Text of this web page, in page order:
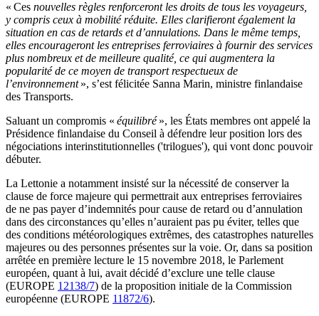
« Ces nouvelles règles renforceront les droits de tous les voyageurs,
y compris ceux à mobilité réduite. Elles clarifieront également la
situation en cas de retards et d’annulations. Dans le même temps,
elles encourageront les entreprises ferroviaires à fournir des services
plus nombreux et de meilleure qualité, ce qui augmentera la
popularité de ce moyen de transport respectueux de
l’environnement», s’est félicitée Sanna Marin, ministre finlandaise
des Transports.
Saluant un compromis « équilibré», les États membres ont appelé la
Présidence finlandaise du Conseil à défendre leur position lors des
négociations interinstitutionnelles ('trilogues'), qui vont donc pouvoir
débuter.
La Lettonie a notamment insisté sur la nécessité de conserver la
clause de force majeure qui permettrait aux entreprises ferroviaires
de ne pas payer d’indemnités pour cause de retard ou d’annulation
dans des circonstances qu’elles n’auraient pas pu éviter, telles que
des conditions météorologiques extrêmes, des catastrophes naturelles
majeures ou des personnes présentes sur la voie. Or, dans sa position
arrêtée en première lecture le 15 novembre 2018, le Parlement
européen, quant à lui, avait décidé d’exclure une telle clause
(EUROPE 12138/7) de la proposition initiale de la Commission
européenne (EUROPE 11872/6).